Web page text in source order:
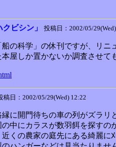
クビシン」 投稿日：2002/05/
の科学」の休刊ですが、リニ
屋しか置かないか調査させて
稿日：2002/05/29(Wed) 12:22
に開門待ちの車の列がズラ
中にカラスが数羽餌を探す
くの農家の庭先にある綺麗